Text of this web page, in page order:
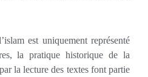
est uniquement représenté
la pratique historique de la
la lecture des textes font partie